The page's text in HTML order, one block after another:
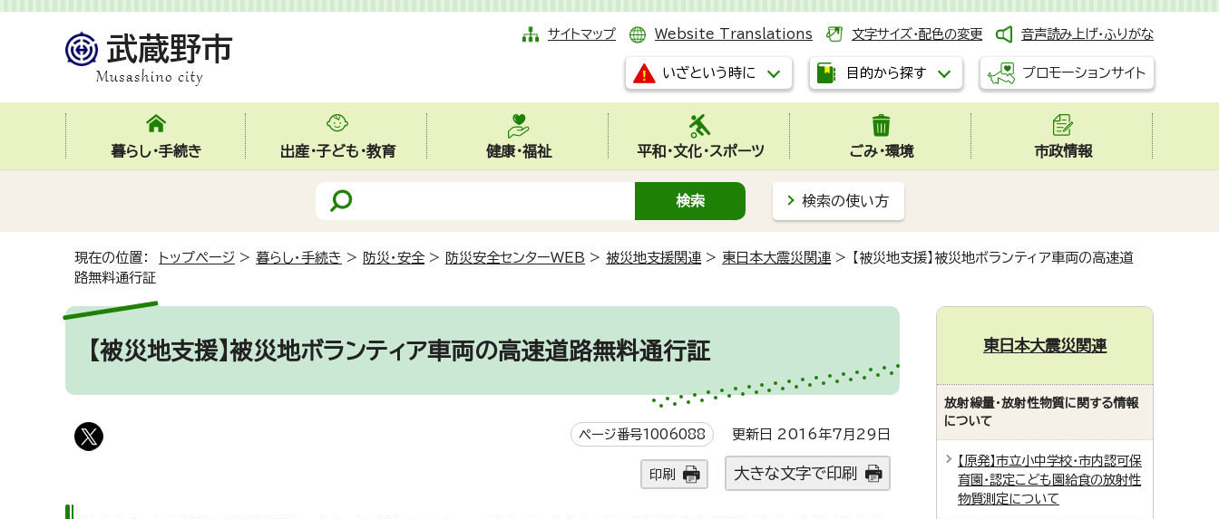
サイトマップ Website Translations 文字サイズ・配色の変更 音声読み上げ・ふりがな
いざという時に 目的から探す プロモーションサイト
暮らし・手続き 出産・子ども・教育 健康・福祉 平和・文化・スポーツ ごみ・環境 市政情報
検索の使い方
現在の位置： トップページ > 暮らし・手続き > 防災・安全 > 防災安全センターWEB > 被災地支援関連 > 東日本大震災関連 >
【被災地支援】被災地ボランティア車両の高速道
路無料通行証
【被災地支援】被災地ボランティア車両の高速道路無料通行証
ページ番号1006088 更新日 2016年7月29日
印刷 大きな文字で印刷
東日本大震災関連
放射線量・放射性物質に関する情報
について
【原発】市立小中学校・市内認可保
育園・認定こども園給食の放射性
物質測定について